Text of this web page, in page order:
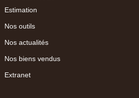
Estimation
Nos outils
Nos actualités
Nos biens vendus
Extranet